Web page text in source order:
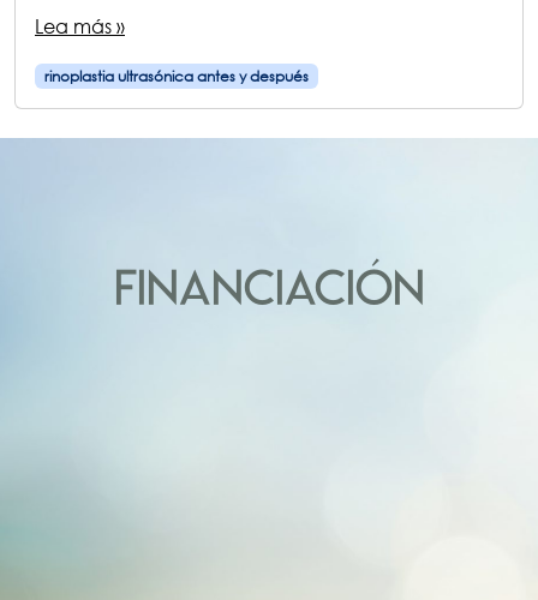
Lea más »
rinoplastia ultrasónica antes y después
FINANCIACIÓN